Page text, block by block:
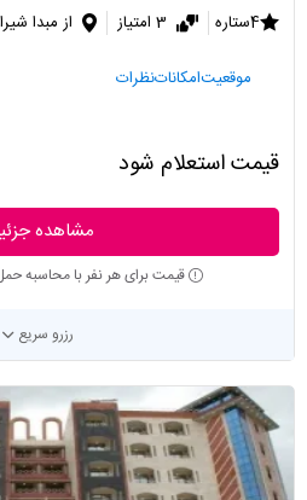
4ستاره 3 امتیاز از مبدا
موقعیتامکاناتنظرات
قیمت استعلام شود
مشاهده
قیمت برای هر نفر با محاسبه
رزرو سریع